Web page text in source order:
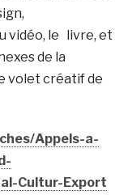
vidéo, le livre, et
de la
volet créatif de
Appels-a-
Cultur-Export